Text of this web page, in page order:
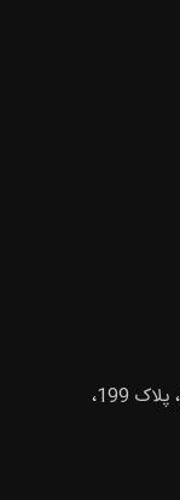
کرج، عظیمیه. بولوار 45 متری کاج، پلاک 199،